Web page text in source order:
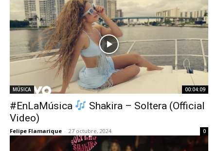
MÚSICA 00:04:09
#EnLaMúsica
Shakira – Soltera (Official
Video)
Felipe Flamarique - 27 octubre, 2024 0